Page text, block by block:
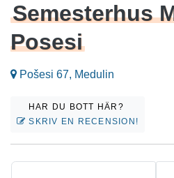
Semesterhus
Posesi
Pošesi 67, Medulin
HAR DU BOTT HÄR?
SKRIV EN RECENSION!